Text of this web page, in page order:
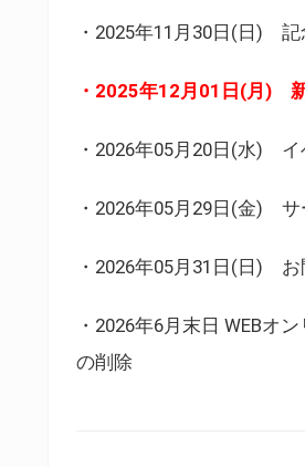
・2025年11月30日(日)
・2025年12月01日(月)
・2026年05月20日(水)
・2026年05月29日(金) サ
・2026年05月31日(日)
・2026年6月末日 WEBオ
の削除